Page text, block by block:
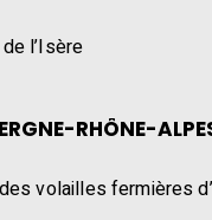
l’Isère
RHÔNE-
volailles fermières